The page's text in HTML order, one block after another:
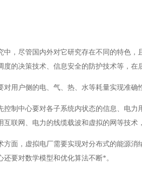
中，尽管国内外对它研究存在不同的特色
度的决策技术、信息安全的防护技术等，在
对用户侧的电、气、热、水等耗量实现准
控制中心要对各子系统内状态的信息、电
互联网、电力的线缆载波和虚拟的网等技
方面，虚拟电厂需要实现对分布式的能源
还要对数学模型和优化算法不断*。